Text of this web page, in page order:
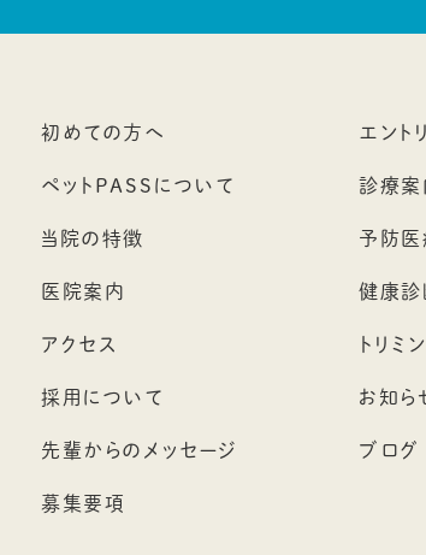
初めての方へ
ペットPASSについて
当院の特徴
医院案内
アクセス
採用について
先輩からのメッセージ
募集要項
エント
診療案
予防
健康診
トリミ
お知ら
ブログ